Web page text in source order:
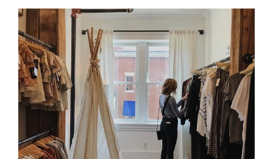
更
日